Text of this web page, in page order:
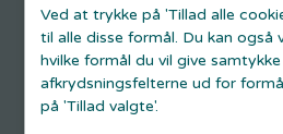
Ved at trykke på 'Tillad alle
til alle disse formål. Du kan
hvilke formål du vil give
afkrydsningsfelterne ud for
på 'Tillad valgte'.
Oprettelse af virksomhed
Virksomhedsformer
Forretningsplan
Salg og markedsføring
Webshops